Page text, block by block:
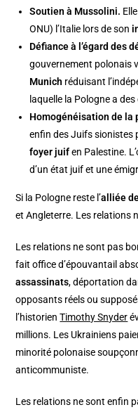
Soutien à Mussolini.
ONU) l’Italie lors de son
Défiance à l’égard des
gouvernement polonais
Munich réduisant
laquelle la Pologne a
Homogénéisation de la
enfin des Juifs sionistes
foyer juifen Palestine.
d’un état juif et une
Si la Pologne reste l’alliée
et Angleterre. Les relations
Les relations ne sont pas
fait office d’épouvantail
assassinats, déportation
opposants réels ou
l’historienTimothy Snyder
millions. Les Ukrainiens
minorité polonaise
anticommuniste.
Les relations ne sont enfin